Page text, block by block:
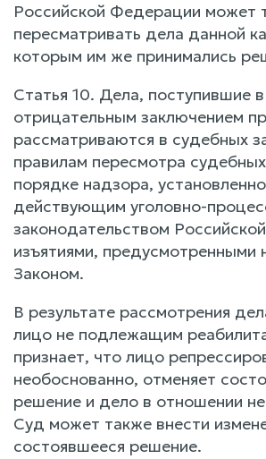
Российской Федерации может
пересматривать дела данной
которым им же принимались
Статья 10. Дела, поступившие
отрицательным заключением
рассматриваются в судебных
правилам пересмотра
порядке надзора,
действующим уголовно-
законодательством
изъятиями, предусмотренными
Законом.
В результате рассмотрения
лицо не подлежащим
признает, что лицо
необоснованно, отменяет
решение и дело в отношении
Суд может также внести
состоявшееся решение.